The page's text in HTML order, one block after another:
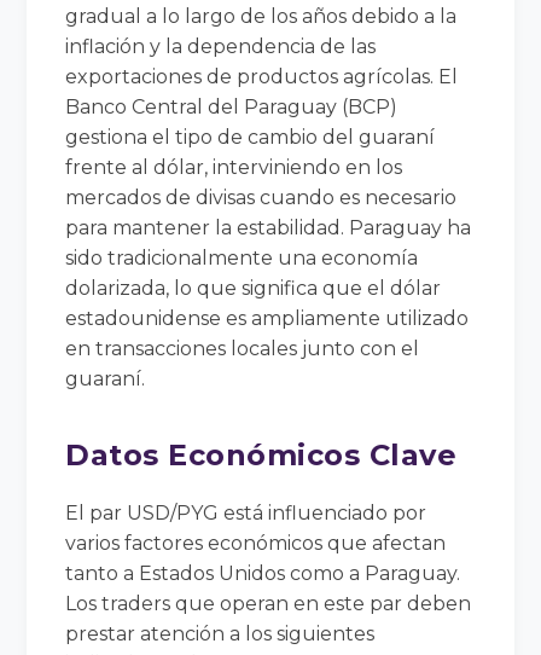
gradual a lo largo de los años debido a la
inflación y la dependencia de las
exportaciones de productos agrícolas. El
Banco Central del Paraguay (BCP)
gestiona el tipo de cambio del guaraní
frente al dólar, interviniendo en los
mercados de divisas cuando es necesario
para mantener la estabilidad. Paraguay ha
sido tradicionalmente una economía
dolarizada, lo que significa que el dólar
estadounidense es ampliamente utilizado
en transacciones locales junto con el
guaraní.
Datos Económicos Clave
El par USD/PYG está influenciado por
varios factores económicos que afectan
tanto a Estados Unidos como a Paraguay.
Los traders que operan en este par deben
prestar atención a los siguientes